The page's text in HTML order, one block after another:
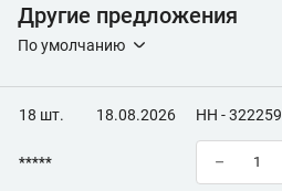
Другие предложения
По умолчанию
18 шт. 18.08.2026 НН - 322259
***** –